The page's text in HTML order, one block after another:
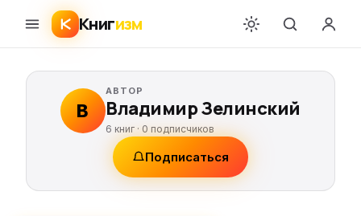
Книгизм
В
АВТОР
Владимир Зелинский
6 книг · 0 подписчиков
Подписаться